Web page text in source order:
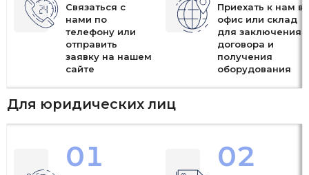
Связаться с
нами по
телефону или
отправить
заявку на нашем
сайте
Приехать к нам в
офис или склад
для заключения
договора и
получения
оборудования
Для юридических лиц
01 02